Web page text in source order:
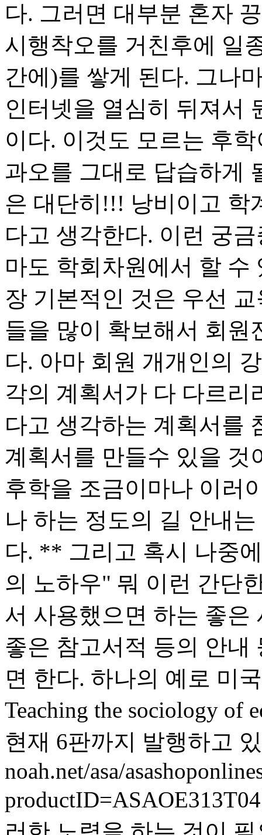
다. 그러면 대부분 혼자
시행착오를 거친후에 일
간에)를 쌓게 된다. 그나
인터넷을 열심히 뒤져서
이다. 이것도 모르는 후
과오를 그대로 답습하게
은 대단히!!! 낭비이고 학
다고 생각한다. 이런 궁
마도 학회차원에서 할
장 기본적인 것은 우선
들을 많이 확보해서 회원
다. 아마 회원 개개인의
각의 계획서가 다 다르리
다고 생각하는 계획서를
계획서를 만들수 있을 것
후학을 조금이마나 이러
나 하는 정도의 길 안내
다. ** 그리고 혹시 나중
의 노하우" 뭐 이런 간단
서 사용했으면 하는 좋은
좋은 참고서적 등의 안내
면 한다. 하나의 예로 미
Teaching the sociology of
현재 6판까지 발행하고
noah.net/asa/